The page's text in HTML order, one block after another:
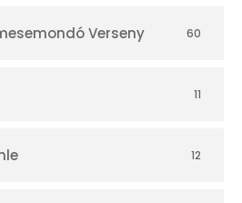
Verseny 60
11
12